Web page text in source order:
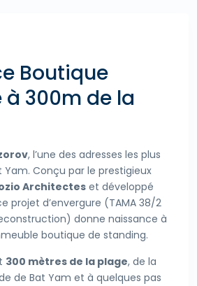
Boutique
à 300m de la
, l’une des adresses les plus
Conçu par le prestigieux
Architectes et développé
projet d’envergure (TAMA 38/2
donne naissance à
boutique de standing.
300 mètres de la plage, de la
de Bat Yam et à quelques pas